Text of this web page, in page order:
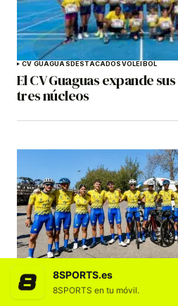
CV GUAGUASDESTACADOSVOLEIBOL
El CV Guaguas expande
tres núcleos
CICLISMODESTACADOSGRAN CANARIA
El GCBT desafía la
8SPORTS.es
8SPORTS en tu móvil.